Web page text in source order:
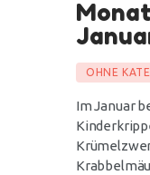
OHNE
Im Januar